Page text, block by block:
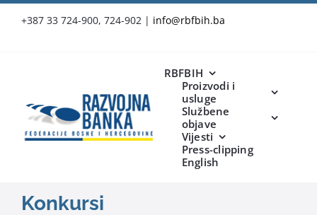
+387 33 724-900, 724-902 | info@rbfbih.ba
RBFBIH
Proizvodi i
usluge
Službene
objave
Vijesti
Press-clipping
English
Konkursi